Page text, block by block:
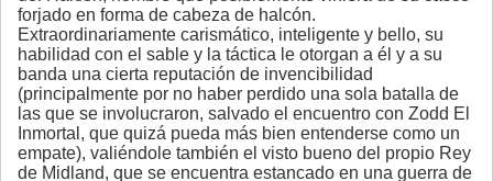
forjado en forma de cabeza de halcón.
Extraordinariamente carismático, inteligente y bello, su
habilidad con el sable y la táctica le otorgan a él y a su
banda una cierta reputación de invencibilidad
(principalmente por no haber perdido una sola batalla de
las que se involucraron, salvado el encuentro con Zodd El
Inmortal, que quizá pueda más bien entenderse como un
empate), valiéndole también el visto bueno del propio Rey
de Midland, que se encuentra estancado en una guerra de